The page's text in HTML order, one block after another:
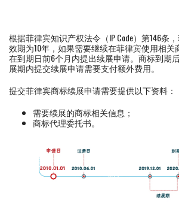
根据菲律宾知识产权法令（IP Code）第146条
效期为10年，如果需要继续在菲律宾使用相
在到期日前6个月内提出续展申请。商标到期
展期内提交续展申请需要支付额外费用。
提交菲律宾商标续展申请需要提供以下资料：
需要续展的商标相关信息；
商标代理委托书。